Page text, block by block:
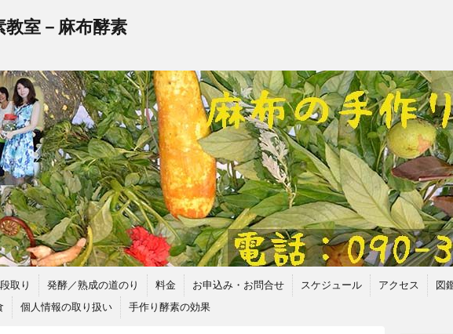
室－麻布酵素
取り 発酵／熟成の道のり 料金 お申込み・お問合せ スケジュール アクセス 図
個人情報の取り扱い 手作り酵素の効果